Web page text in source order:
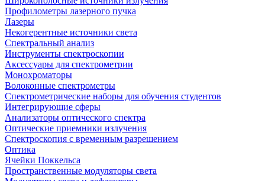
Профилометры лазерного пучка
Лазеры
Некогерентные источники света
Спектральный анализ
Инструменты спектроскопии
Аксессуары для спектрометрии
Монохроматоры
Волоконные спектрометры
Спектрометрические наборы для обучения студентов
Интегрирующие сферы
Анализаторы оптического спектра
Оптические приемники излучения
Спектроскопия с временным разрешением
Оптика
Ячейки Поккельса
Пространственные модуляторы света